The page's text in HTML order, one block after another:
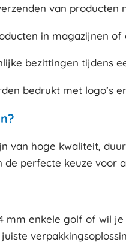
van producten
in magazijnen of
bezittingen tijdens
bedrukt met logo’s
van hoge kwaliteit,
perfecte keuze voor
mm enkele golf of wil